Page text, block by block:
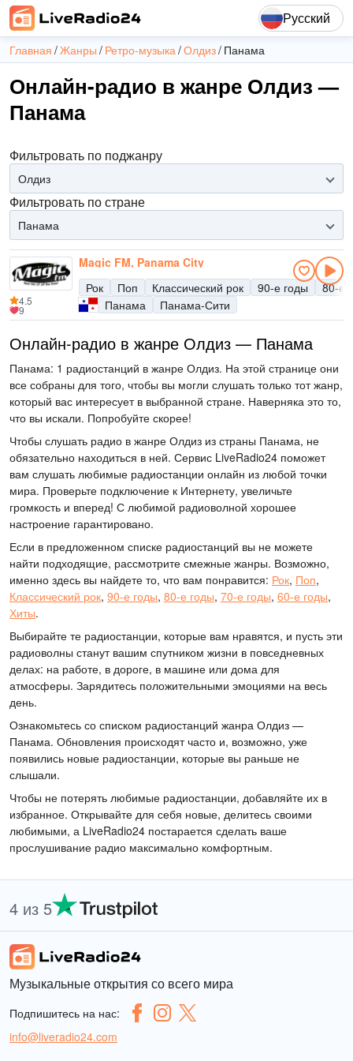
Русский
Главная Жанры Ретро-музыка Олдиз Панама
Онлайн-радио в жанре Олдиз —
Панама
Фильтровать по поджанру
Олдиз
Фильтровать по стране
Панама
Magic FM, Panama City
Рок
Поп Классический рок 90-е годы
80-е
Панама
Панама-Сити
4.5
9
Онлайн-радио в жанре Олдиз — Панама
Панама: 1 радиостанций в жанре Олдиз. На этой странице они
все собраны для того, чтобы вы могли слушать только тот жанр,
который вас интересует в выбранной стране. Наверняка это то,
что вы искали. Попробуйте скорее!
Чтобы слушать радио в жанре Олдиз из страны Панама, не
обязательно находиться в ней. Сервис LiveRadio24 поможет
вам слушать любимые радиостанции онлайн из любой точки
мира. Проверьте подключение к Интернету, увеличьте
громкость и вперед! С любимой радиоволной хорошее
настроение гарантировано.
Если в предложенном списке радиостанций вы не можете
найти подходящие, рассмотрите смежные жанры. Возможно,
именно здесь вы найдете то, что вам понравится: Рок, Поп,
Классический рок, 90-е годы, 80-е годы, 70-е годы, 60-е годы,
Хиты.
Выбирайте те радиостанции, которые вам нравятся, и пусть эти
радиоволны станут вашим спутником жизни в повседневных
делах: на работе, в дороге, в машине или дома для
атмосферы. Зарядитесь положительными эмоциями на весь
день.
Ознакомьтесь со списком радиостанций жанра Олдиз —
Панама. Обновления происходят часто и, возможно, уже
появились новые радиостанции, которые вы раньше не
слышали.
Чтобы не потерять любимые радиостанции, добавляйте их в
избранное. Открывайте для себя новые, делитесь своими
любимыми, а LiveRadio24 постарается сделать ваше
прослушивание радио максимально комфортным.
4 из 5
Музыкальные открытия со всего мира
Подпишитесь на нас:
info@liveradio24.com